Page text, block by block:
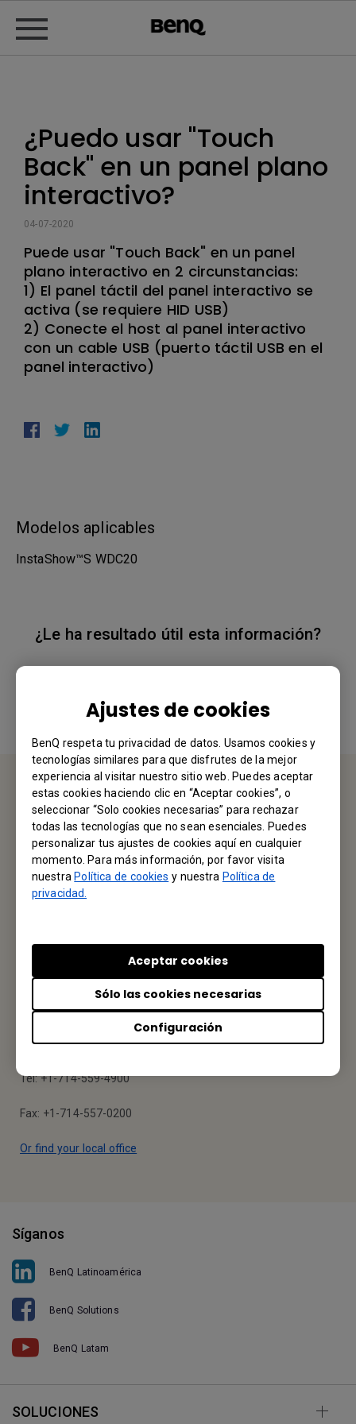
Ajustes de cookies
BenQ respeta tu privacidad de datos. Usamos cookies y
tecnologías similares para que disfrutes de la mejor
experiencia al visitar nuestro sitio web. Puedes aceptar
estas cookies haciendo clic en “Aceptar cookies”, o
seleccionar “Solo cookies necesarias” para rechazar
todas las tecnologías que no sean esenciales. Puedes
personalizar tus ajustes de cookies aquí en cualquier
momento. Para más información, por favor visita
nuestra Política de cookies y nuestra Política de
privacidad.
Configuración
Sólo las cookies necesarias
Aceptar cookies
¿Puedo usar "Touch
Back" en un panel plano
interactivo?
04-07-2020
Puede usar "Touch Back" en un panel
plano interactivo en 2 circunstancias:
1) El panel táctil del panel interactivo se
activa (se requiere HID USB)
2) Conecte el host al panel interactivo
con un cable USB (puerto táctil USB en el
panel interactivo)
Modelos aplicables
InstaShow™S WDC20
¿Le ha resultado útil esta información?
CONTÁCTENOS
Nos encantaría saber de usted.
Tu Oficina Local
BenQ America Corp.
3200 Park Center Drive, Suite 150 Costa Mesa, CA 92626,
USA
Tel: +1-714-559-4900
Fax: +1-714-557-0200
Or find your local office
Síganos
BenQ Latinoamérica
BenQ Solutions
BenQ Latam
SOLUCIONES